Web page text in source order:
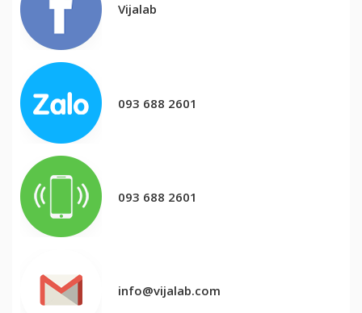
Vijalab
093 688 2601
093 688 2601
info@vijalab.com